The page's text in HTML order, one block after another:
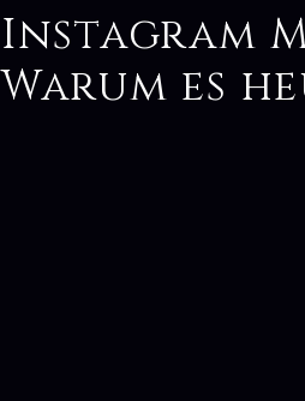
Instagram
Warum es